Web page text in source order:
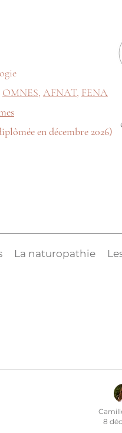
OMNES, AFNAT, FENA
en décembre 2026)
La naturopathie
8